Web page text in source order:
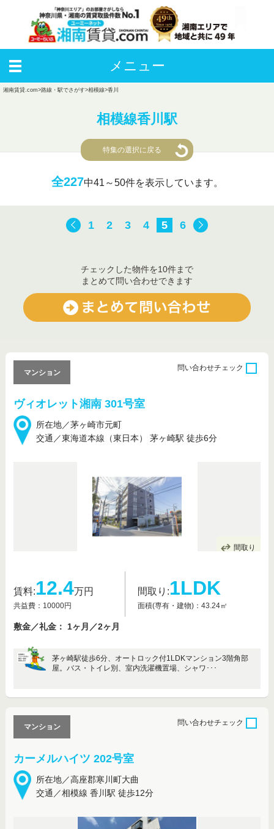
メニュー
湘南賃貸.com>路線・駅でさがす>相模線>香川
相模線香川駅
特集の選択に戻る
全227中41～50件を表示しています。
1 2 3 4 5 6
チェックした物件を10件まで
まとめて問い合わせできます
ヴィオレット湘南 301号室
所在地／茅ヶ崎市元町
交通／東海道本線（東日本） 茅ヶ崎駅 徒歩6分
マンション
問い合わせチェック
間取り
賃料:12.4万円
共益費：10000円
間取り:1LDK
面積(専有・建物)：43.24㎡
敷金／礼金： 1ヶ月／2ヶ月
茅ヶ崎駅徒歩6分、オートロック付1LDKマンション3階角部
屋。バス・トイレ別、室内洗濯機置場、シャワ･･･
カーメルハイツ 202号室
所在地／高座郡寒川町大曲
交通／相模線 香川駅 徒歩12分
マンション
問い合わせチェック